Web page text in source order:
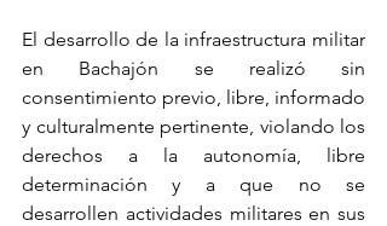
El desarrollo de la infraestructura militar
en Bachajón se realizó sin
consentimiento previo, libre, informado
y culturalmente pertinente, violando los
derechos a la autonomía, libre
determinación y a que no se
desarrollen actividades militares en sus